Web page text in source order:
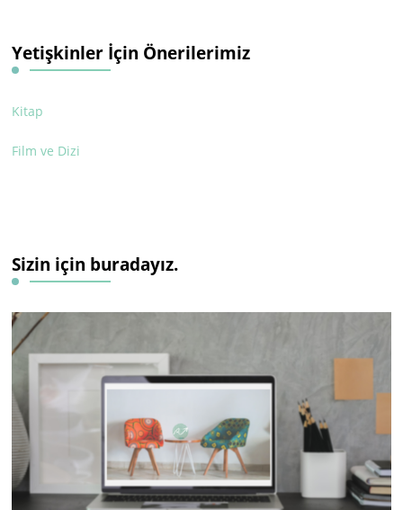
Yetişkinler İçin Önerilerimiz
Kitap
Film ve Dizi
Sizin için buradayız.